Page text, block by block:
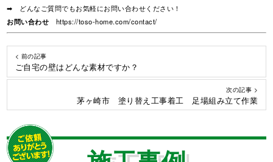
➡ どんなご質問でもお気軽にお問い合わせください！
お問い合わせ
https://toso-home.com/contact/
< 前の記事
ご自宅の壁はどんな素材ですか？
次の記事 >
茅ヶ崎市 塗り替え工事着工 足場組み立て作業